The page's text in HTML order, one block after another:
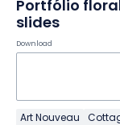
Portfólio
slides
Download
Art Nouveau